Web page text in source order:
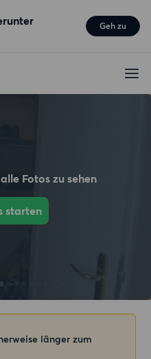
Geh zu
Fotos zu sehen
starten
länger zum